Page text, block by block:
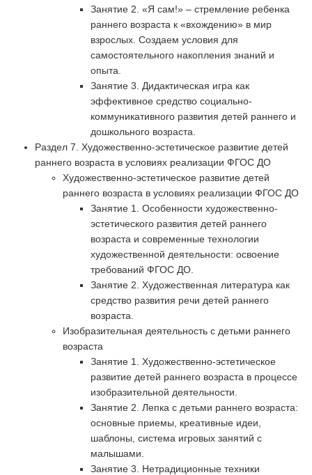
Занятие 2. «Я сам!» – стремление ребенка
раннего возраста к «вхождению» в мир
взрослых. Создаем условия для
самостоятельного накопления знаний и
опыта.
Занятие 3. Дидактическая игра как
эффективное средство социально-
коммуникативного развития детей раннего и
дошкольного возраста.
Раздел 7. Художественно-эстетическое развитие детей
раннего возраста в условиях реализации ФГОС ДО
Художественно-эстетическое развитие детей
раннего возраста в условиях реализации ФГОС ДО
Занятие 1. Особенности художественно-
эстетического развития детей раннего
возраста и современные технологии
художественной деятельности: освоение
требований ФГОС ДО.
Занятие 2. Художественная литература как
средство развития речи детей раннего
возраста.
Изобразительная деятельность с детьми раннего
возраста
Занятие 1. Художественно-эстетическое
развитие детей раннего возраста в процессе
изобразительной деятельности.
Занятие 2. Лепка с детьми раннего возраста:
основные приемы, креативные идеи,
шаблоны, система игровых занятий с
малышами.
Занятие 3. Нетрадиционные техники